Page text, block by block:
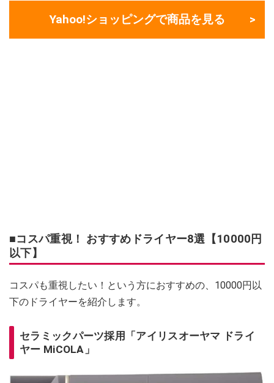
Yahoo!ショッピングで商品を見る
■コスパ重視！ おすすめドライヤー8選【10000円
以下】
コスパも重視したい！という方におすすめの、10000円以
下のドライヤーを紹介します。
セラミックパーツ採用「アイリスオーヤマ ドライ
ヤー MiCOLA」